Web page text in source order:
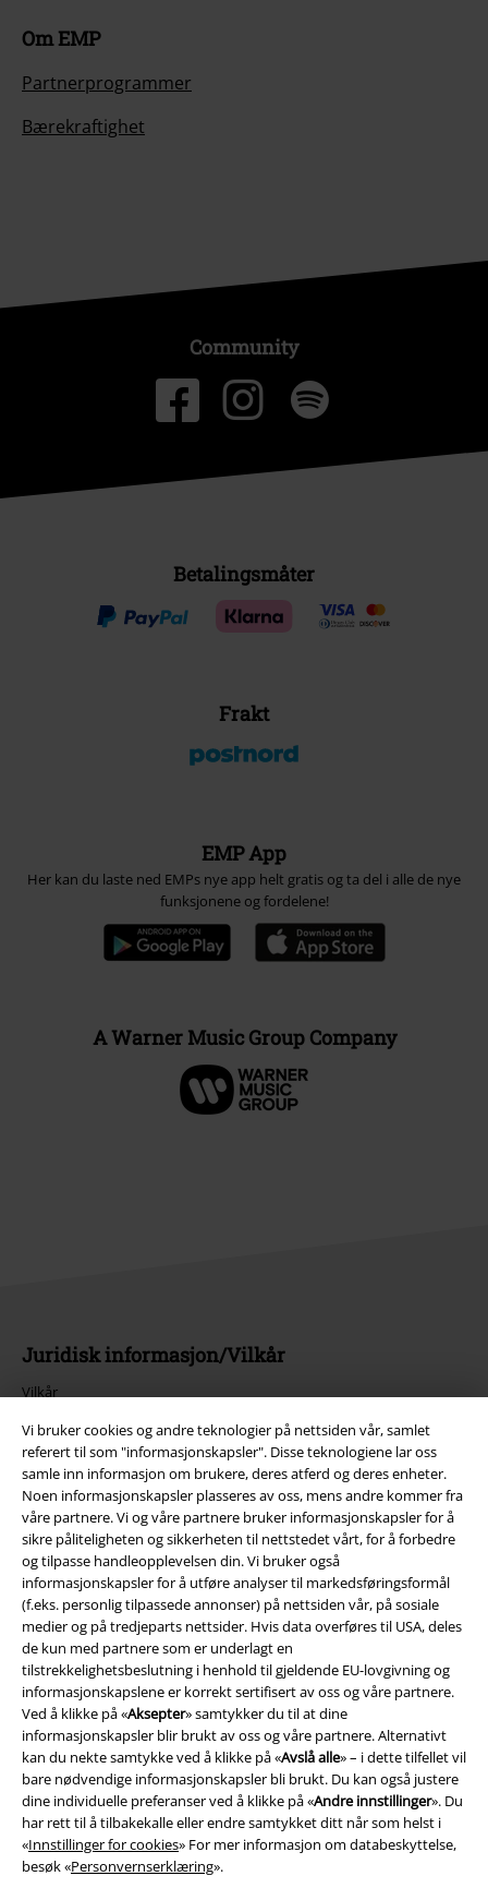
Vi bruker cookies og andre teknologier på nettsiden vår, samlet
referert til som "informasjonskapsler". Disse teknologiene lar oss
samle inn informasjon om brukere, deres atferd og deres enheter.
Noen informasjonskapsler plasseres av oss, mens andre kommer fra
våre partnere. Vi og våre partnere bruker informasjonskapsler for å
sikre påliteligheten og sikkerheten til nettstedet vårt, for å forbedre
og tilpasse handleopplevelsen din. Vi bruker også
informasjonskapsler for å utføre analyser til markedsføringsformål
(f.eks. personlig tilpassede annonser) på nettsiden vår, på sosiale
medier og på tredjeparts nettsider. Hvis data overføres til USA, deles
de kun med partnere som er underlagt en
tilstrekkelighetsbeslutning i henhold til gjeldende EU-lovgivning og
informasjonskapslene er korrekt sertifisert av oss og våre partnere.
Ved å klikke på «Aksepter» samtykker du til at dine
informasjonskapsler blir brukt av oss og våre partnere. Alternativt
kan du nekte samtykke ved å klikke på «Avslå alle» – i dette tilfellet vil
bare nødvendige informasjonskapsler bli brukt. Du kan også justere
dine individuelle preferanser ved å klikke på «Andre innstillinger». Du
har rett til å tilbakekalle eller endre samtykket ditt når som helst i
«Innstillinger for cookies» For mer informasjon om databeskyttelse,
besøk «Personvernserklæring».
Om EMP
Partnerprogrammer
Bærekraftighet
Community
Betalingsmåter
Frakt
EMP App
Her kan du laste ned EMPs nye app helt gratis og ta del i alle de nye
funksjonene og fordelene!
A Warner Music Group Company
Juridisk informasjon/Vilkår
Vilkår
Impressum
Konfidensialitetserklæring
Avfallshåndtering og miljøbeskyttelse
Samsvarserklæring
Innstillinger for cookies
Angre bestilling
Alle priser inkluderer moms og skatt.Frakt er ikke inkludert.
© 1986-2026 E.M.P. Merchandising HGmbH
EMP Online Shops